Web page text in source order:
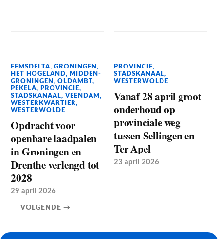
EEMSDELTA,GRONINGEN,
HET HOGELAND, MIDDEN-
GRONINGEN,OLDAMBT,
PEKELA, PROVINCIE,
STADSKANAAL,VEENDAM,
WESTERKWARTIER,
WESTERWOLDE
Opdracht voor
openbare laadpalen
in Groningen en
Drenthe verlengd tot
2028
29 april 2026
PROVINCIE,
STADSKANAAL,
WESTERWOLDE
Vanaf 28 april groot
onderhoud op
provinciale weg
tussen Sellingen en
Ter Apel
23 april 2026
VOLGENDE →